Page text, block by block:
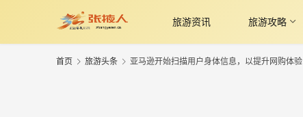
旅游资讯 旅游攻略
首页 旅游头条 亚马逊开始扫描用户身体信息，以提升网购体验